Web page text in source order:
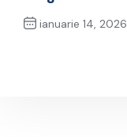
ianuarie 14, 2026